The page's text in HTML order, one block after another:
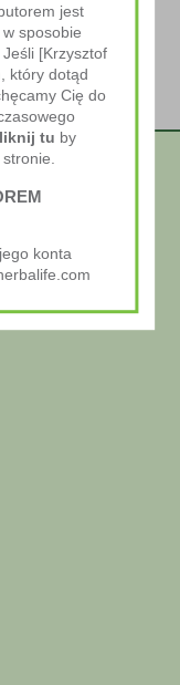
jest
sposobie
[Krzysztof
który dotąd
Cię do
tu by
konta